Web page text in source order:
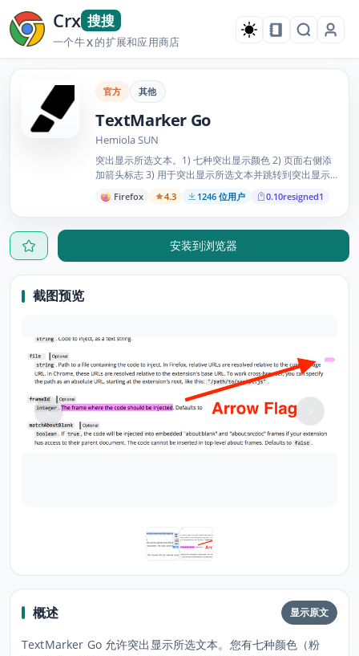
Crx 搜搜
一个牛X的扩展和应用商店
官方 其他
TextMarker Go
Hemiola SUN
突出显示所选文本。1) 七种突出显示颜色 2) 页面右侧添
加箭头标志 3) 用于突出显示所选文本并跳转到突出显示
文本的热键
Firefox 4.3 1246 位用户 0.10resigned1
安装到浏览器
截图预览
概述 显示原文
TextMarker Go 允许突出显示所选文本。您有七种颜色（粉